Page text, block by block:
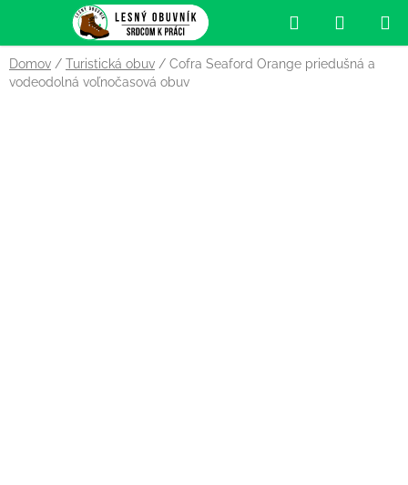
obsah
Hľadať
KOŠÍK
Domov / Turistická obuv / Cofra Seaford Orange priedušná a
vodeodolná voľnočasová obuv